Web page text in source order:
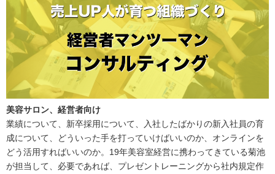
美容サロン、経営者向け
業績について、新卒採用について、入社したばかりの新入社員の育
成について、どういった手を打っていけばいいのか、オンラインを
どう活用すればいいのか。19年美容室経営に携わってきている菊池
が担当して、必要であれば、プレゼントレーニングから社内規定作